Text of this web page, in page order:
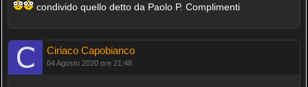
condivido quello detto da Paolo P. Complimenti
Ciriaco Capobianco
04 Agosto 2020 ore 21:48